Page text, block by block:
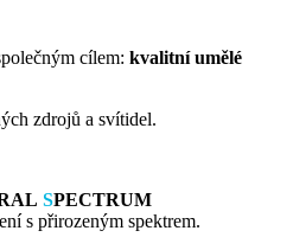
cílem: kvalitní umělé
zdrojů a svítidel.
SPECTRUM
s přirozeným spektrem.